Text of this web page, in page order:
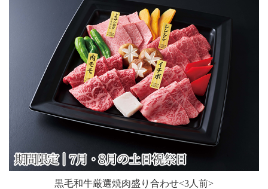
黒毛和牛厳選焼肉盛り合わせ<3人前>